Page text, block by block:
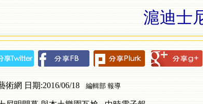
滬迪士
術網 日期:2016/06/18 編輯部 報導